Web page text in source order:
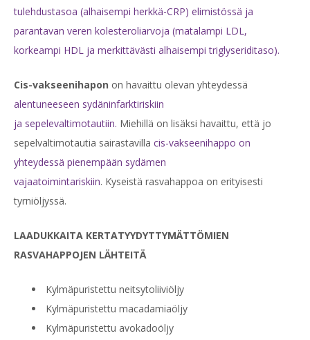
tulehdustasoa (alhaisempi herkkä-CRP) elimistössä ja
parantavan veren kolesteroliarvoja (matalampi LDL,
korkeampi HDL ja merkittävästi alhaisempi triglyseriditaso).
Cis-vakseenihapon on havaittu olevan yhteydessä
alentuneeseen sydäninfarktiriskiin
ja sepelevaltimotautiin. Miehillä on lisäksi havaittu, että jo
sepelvaltimotautia sairastavilla cis-vakseenihappo on
yhteydessä pienempään sydämen
vajaatoimintariskiin. Kyseistä rasvahappoa on erityisesti
tyrniöljyssä.
LAADUKKAITA KERTATYYDYTTYMÄTTÖMIEN
RASVAHAPPOJEN LÄHTEITÄ
Kylmäpuristettu neitsytoliiviöljy
Kylmäpuristettu macadamiaöljy
Kylmäpuristettu avokadoöljy